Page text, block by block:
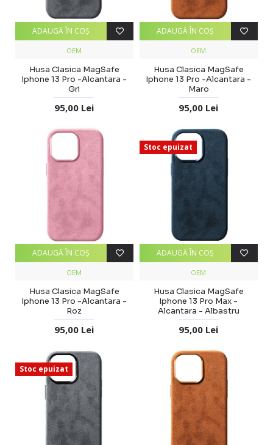
OEM
Husa Clasica MagSafe
Iphone 13 Pro -Alcantara -
Gri
95,00 Lei
ADAUGĂ ÎN COŞ
OEM
Husa Clasica MagSafe
Iphone 13 Pro -Alcantara -
Maro
95,00 Lei
ADAUGĂ ÎN COŞ
OEM
Husa Clasica MagSafe
Iphone 13 Pro -Alcantara -
Roz
95,00 Lei
ADAUGĂ ÎN COŞ
Stoc epuizat
OEM
Husa Clasica MagSafe
Iphone 13 Pro Max -
Alcantara - Albastru
95,00 Lei
ADAUGĂ ÎN COŞ
Stoc epuizat